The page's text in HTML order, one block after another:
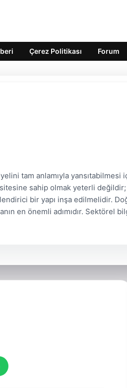
Çerez Politikası Forum
tam anlamıyla
sahip olmak yeterli değildir;
bir yapı inşa edilmelidir.
en önemli adımıdır.